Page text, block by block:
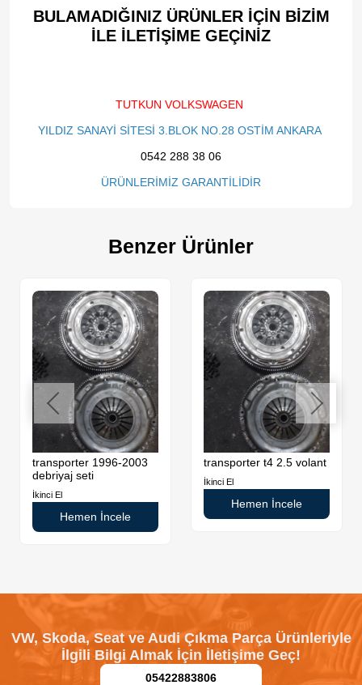
BULAMADIĞINIZ ÜRÜNLER İÇİN BİZİM
İLE İLETİŞİME GEÇİNİZ​
TUTKUN VOLKSWAGEN
YILDIZ SANAYİ SİTESİ 3.BLOK NO.28 OSTİM ANKARA
0542 288 38 06
ÜRÜNLERİMİZ GARANTİLİDİR
Benzer Ürünler
transporter 1996-2003
debriyaj seti
İkinci El
Hemen İncele
transporter t4 2.5 volant
İkinci El
Hemen İncele
VW, Skoda, Seat ve Audi Çıkma Parça Ürünleriyle
İlgili Bilgi Almak İçin İletişime Geç!
05422883806